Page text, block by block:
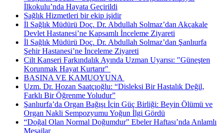
İlkokulu’nda Hayata Geçirildi
Sağlık Hizmetleri bir ekip işidir
İl Sağlık Müdürü Doç. Dr. Abdullah Solmaz’dan Akçakale
Devlet Hastanesi’ne Kapsamlı İnceleme Ziyareti
İl Sağlık Müdürü Doç. Dr. Abdullah Solmaz’dan Şanlıurfa
Şehir Hastanesi’ne İnceleme Ziyareti
Cilt Kanseri Farkındalık Ayında Uzman Uyarısı: "Güneşten
Korunmak Hayat Kurtarır" ​
BASINA VE KAMUOYUNA ​
Uzm. Dr. Hozan Saatçıoğlu: “Disleksi Bir Hastalık Değil,
Farklı Bir Öğrenme Yoludur”
Şanlıurfa’da Organ Bağışı İçin Güç Birliği: Beyin Ölümü ve
Organ Nakli Sempozyumu Yoğun İlgi Gördü
“Doğal Olan Normal Doğumdur” Ebeler Haftası’nda Anlamlı
Mesajlar